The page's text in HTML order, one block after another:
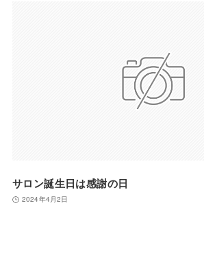
サロン誕生日は感謝の日
2024年4月2日